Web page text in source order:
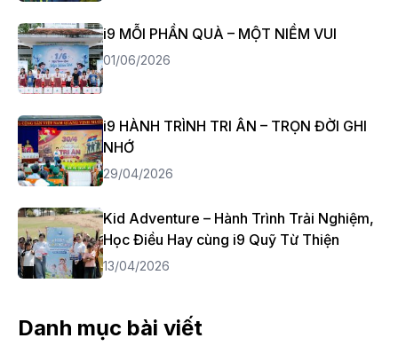
i9 MỖI PHẦN QUÀ – MỘT NIỀM VUI
01/06/2026
i9 HÀNH TRÌNH TRI ÂN – TRỌN ĐỜI GHI
NHỚ
29/04/2026
Kid Adventure – Hành Trình Trải Nghiệm,
Học Điều Hay cùng i9 Quỹ Từ Thiện
13/04/2026
Danh mục bài viết